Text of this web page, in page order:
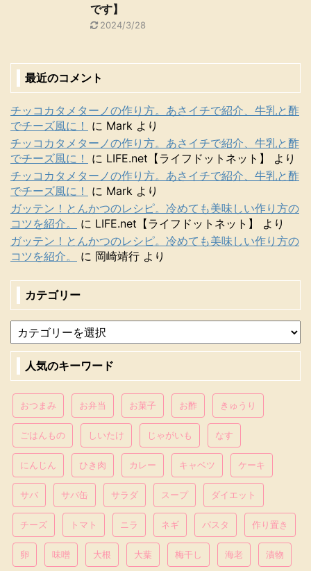
です】
2024/3/28
最近のコメント
チッコカタメターノの作り方。あさイチで紹介、牛乳と酢
でチーズ風に！
に Mark より
チッコカタメターノの作り方。あさイチで紹介、牛乳と酢
でチーズ風に！
に LIFE.net【ライフドットネット】
より
チッコカタメターノの作り方。あさイチで紹介、牛乳と酢
でチーズ風に！
に Mark より
ガッテン！とんかつのレシピ。冷めても美味しい作り方の
コツを紹介。
に LIFE.net【ライフドットネット】
より
ガッテン！とんかつのレシピ。冷めても美味しい作り方の
コツを紹介。
に 岡崎靖行 より
カテゴリー
人気のキーワード
おつまみ お弁当 お菓子 お酢 きゅうり
ごはんもの しいたけ じゃがいも なす
にんじん ひき肉 カレー キャベツ ケーキ
サバ サバ缶 サラダ スープ ダイエット
チーズ トマト ニラ ネギ パスタ 作り置き
卵 味噌 大根 大葉 梅干し 海老 漬物